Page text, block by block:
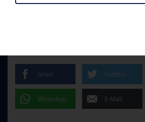
Peter Abbandonato freut sich auf
teilen twittern
WhatsApp E-Mail